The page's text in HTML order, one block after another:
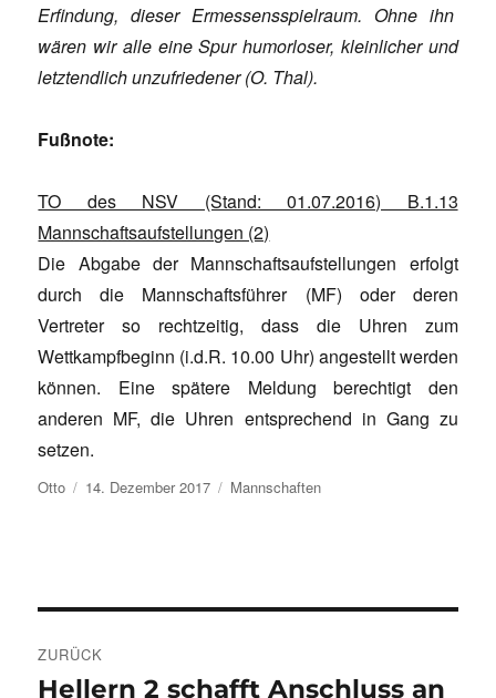
Erfindung, dieser Ermessensspielraum. Ohne ihn
wären wir alle eine Spur humorloser, kleinlicher und
letztendlich unzufriedener (O. Thal).
Fußnote:
TO des NSV (Stand: 01.07.2016) B.1.13
Mannschaftsaufstellungen (2)
Die Abgabe der Mannschaftsaufstellungen erfolgt
durch die Mannschaftsführer (MF) oder deren
Vertreter so rechtzeitig, dass die Uhren zum
Wettkampfbeginn (i.d.R. 10.00 Uhr) angestellt werden
können. Eine spätere Meldung berechtigt den
anderen MF, die Uhren entsprechend in Gang zu
setzen.
Autor
Otto Veröffentlicht
am
14. Dezember 2017 Kategorien
Mannschaften
ZURÜCK
Vorheriger
Hellern 2 schafft Anschluss an